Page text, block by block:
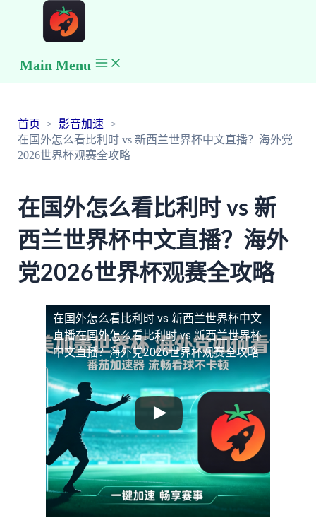
Main Menu
首页
影音加速
在国外怎么看比利时 vs 新西兰世界杯中文直播？海外党
2026世界杯观赛全攻略
在国外怎么看比利时 vs 新
西兰世界杯中文直播？海外
党2026世界杯观赛全攻略
在国外怎么看比利时 vs 新西兰世界杯中文
直播在国外怎么看比利时 vs 新西兰世界杯
中文直播？海外党2026世界杯观赛全攻略